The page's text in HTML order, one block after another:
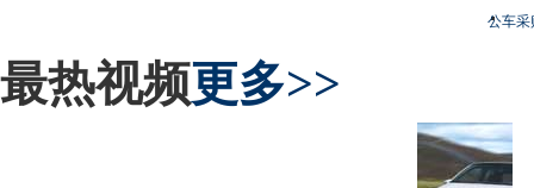
公车采
最热视频更多>>